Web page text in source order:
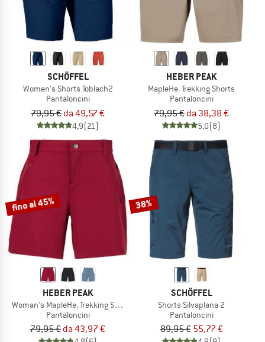
SCHÖFFEL
Women's Shorts Toblach2
Pantaloncini
79,95 € da 49,57 €
4,9(21)
HEBER PEAK
MapleHe. Trekking Shorts
Pantaloncini
79,95 € da 38,38 €
5,0(8)
fino al 45%
HEBER PEAK
Woman's MapleHe. Trekking Shorts
Pantaloncini
79,95 € da 43,97 €
38%
SCHÖFFEL
Shorts Silvaplana 2
Pantaloncini
89,95 € 55,77 €